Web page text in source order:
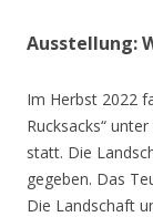
Ausstellung:
Im Herbst 2022
Rucksacks“
statt. Die
gegeben. Das
Die Landschaft